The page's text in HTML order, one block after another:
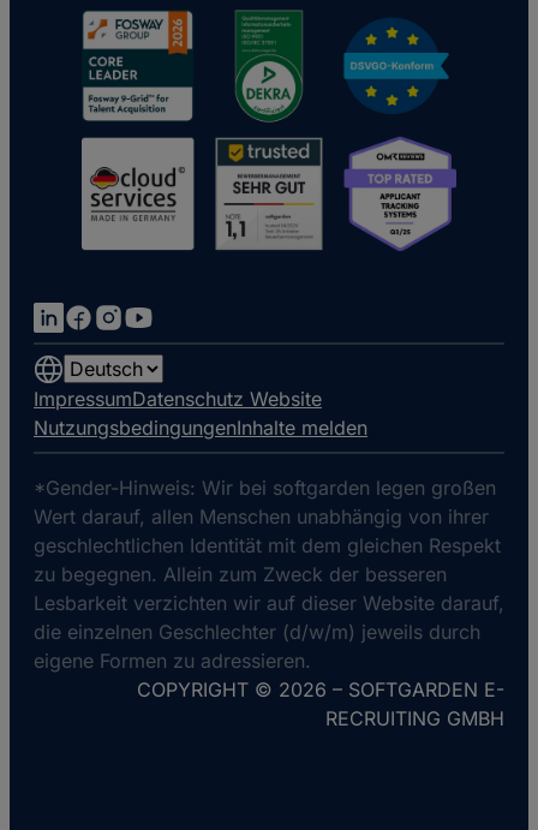
Choose
a
language
ImpressumDatenschutz Website
NutzungsbedingungenInhalte melden
*Gender-Hinweis: Wir bei softgarden legen großen
Wert darauf, allen Menschen unabhängig von ihrer
geschlechtlichen Identität mit dem gleichen Respekt
zu begegnen. Allein zum Zweck der besseren
Lesbarkeit verzichten wir auf dieser Website darauf,
die einzelnen Geschlechter (d/w/m) jeweils durch
eigene Formen zu adressieren.
COPYRIGHT © 2026 – SOFTGARDEN E-
RECRUITING GMBH